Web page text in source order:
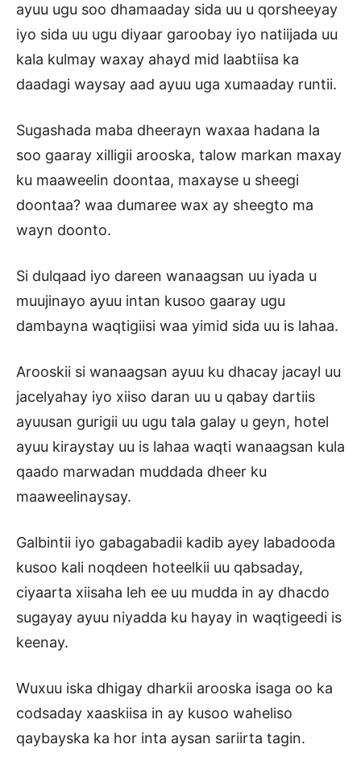
ayuu ugu soo dhamaaday sida uu u qorsheeyay
iyo sida uu ugu diyaar garoobay iyo natiijada uu
kala kulmay waxay ahayd mid laabtiisa ka
daadagi waysay aad ayuu uga xumaaday runtii.
Sugashada maba dheerayn waxaa hadana la
soo gaaray xilligii arooska, talow markan maxay
ku maaweelin doontaa, maxayse u sheegi
doontaa? waa dumaree wax ay sheegto ma
wayn doonto.
Si dulqaad iyo dareen wanaagsan uu iyada u
muujinayo ayuu intan kusoo gaaray ugu
dambayna waqtigiisi waa yimid sida uu is lahaa.
Arooskii si wanaagsan ayuu ku dhacay jacayl uu
jacelyahay iyo xiiso daran uu u qabay dartiis
ayuusan gurigii uu ugu tala galay u geyn, hotel
ayuu kiraystay uu is lahaa waqti wanaagsan kula
qaado marwadan muddada dheer ku
maaweelinaysay.
Galbintii iyo gabagabadii kadib ayey labadooda
kusoo kali noqdeen hoteelkii uu qabsaday,
ciyaarta xiisaha leh ee uu mudda in ay dhacdo
sugayay ayuu niyadda ku hayay in waqtigeedi is
keenay.
Wuxuu iska dhigay dharkii arooska isaga oo ka
codsaday xaaskiisa in ay kusoo waheliso
qaybayska ka hor inta aysan sariirta tagin.